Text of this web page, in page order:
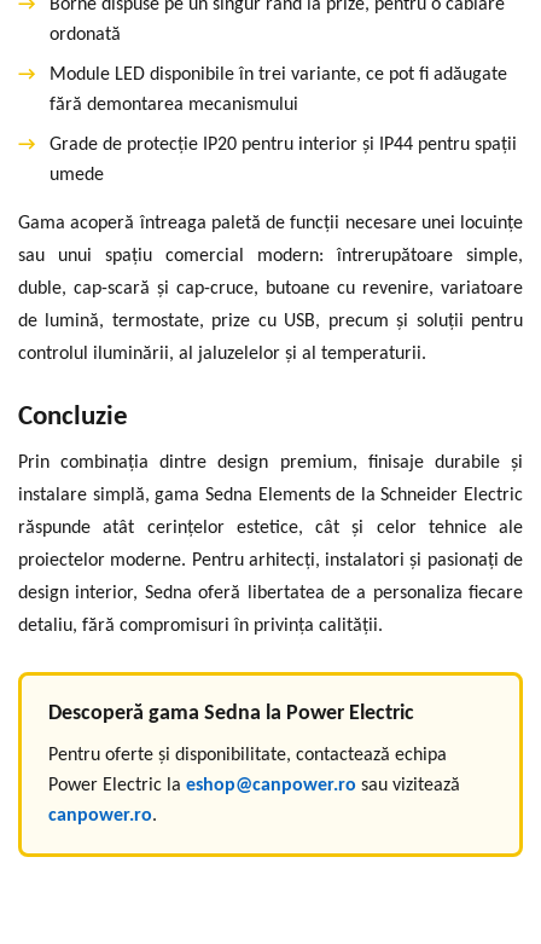
→
Borne dispuse pe un singur rând la prize, pentru o cablare
ordonată
→
Module LED disponibile în trei variante, ce pot fi adăugate
fără demontarea mecanismului
→
Grade de protecție IP20 pentru interior și IP44 pentru spații
umede
Gama acoperă întreaga paletă de funcții necesare unei locuințe
sau unui spațiu comercial modern: întrerupătoare simple,
duble, cap-scară și cap-cruce, butoane cu revenire, variatoare
de lumină, termostate, prize cu USB, precum și soluții pentru
controlul iluminării, al jaluzelelor și al temperaturii.
Concluzie
Prin combinația dintre design premium, finisaje durabile și
instalare simplă, gama Sedna Elements de la Schneider Electric
răspunde atât cerințelor estetice, cât și celor tehnice ale
proiectelor moderne. Pentru arhitecți, instalatori și pasionați de
design interior, Sedna oferă libertatea de a personaliza fiecare
detaliu, fără compromisuri în privința calității.
Descoperă gama Sedna la Power Electric
Pentru oferte și disponibilitate, contactează echipa
Power Electric la eshop@canpower.ro sau vizitează
canpower.ro.